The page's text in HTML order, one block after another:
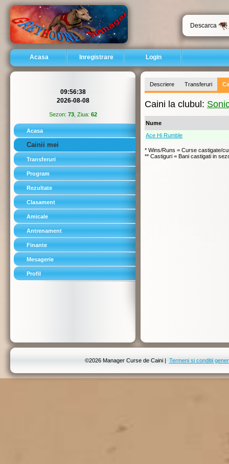
Descarca
Acasa Inregistrare Login
09:56:39
2026-08-08
Sezon: 73, Ziua: 62
Acasa
Cainii mei
Transferuri
Program
Rezultate
Clasament
Amicale
Antrenament
Finante
Mesagerie
Profil
Descriere Transferuri
Caini la clubul:
Nume
Ace Hi Rumble
* Wins/Runs = Curse castigate/
** Castiguri = Bani castigati in
©2026 Manager Curse de Caini | Termeni si conditii